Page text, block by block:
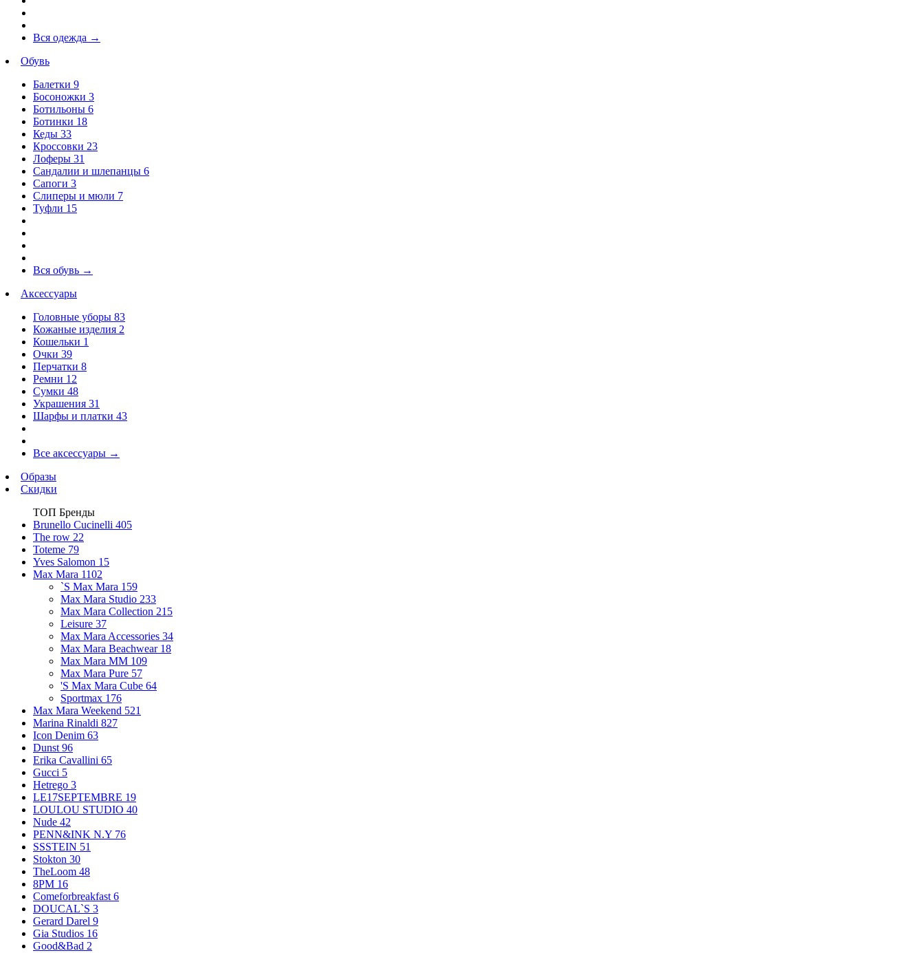
Вся одежда →
Обувь
Балетки 9
Босоножки 3
Ботильоны 6
Ботинки 18
Кеды 33
Кроссовки 23
Лоферы 31
Сандалии и шлепанцы 6
Сапоги 3
Слиперы и мюли 7
Туфли 15
Вся обувь →
Аксессуары
Головные уборы 83
Кожаные изделия 2
Кошельки 1
Очки 39
Перчатки 8
Ремни 12
Сумки 48
Украшения 31
Шарфы и платки 43
Все аксессуары →
Образы
Скидки
ТОП Бренды
Brunello Cucinelli 405
The row 22
Toteme 79
Yves Salomon 15
Max Mara 1102
`S Max Mara 159
Max Mara Studio 233
Max Mara Collection 215
Leisure 37
Max Mara Accessories 34
Max Mara Beachwear 18
Max Mara MM 109
Max Mara Pure 57
'S Max Mara Cube 64
Sportmax 176
Max Mara Weekend 521
Marina Rinaldi 827
Icon Denim 63
Dunst 96
Erika Cavallini 65
Gucci 5
Hetrego 3
LE17SEPTEMBRE 19
LOULOU STUDIO 40
Nude 42
PENN&INK N.Y 76
SSSTEIN 51
Stokton 30
TheLoom 48
8PM 16
Comeforbreakfast 6
DOUCAL`S 3
Gerard Darel 9
Gia Studios 16
Good&Bad 2